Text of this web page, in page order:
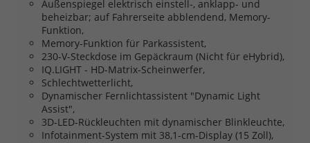
Außenspiegel elektrisch einstell-, anklapp- und
beheizbar; auf Fahrerseite abblendend, Memory-
Funktion,
Memory-Funktion für Parkassistent,
230-V-Steckdose im Gepäckraum (Nicht für eHybrid),
IQ.LIGHT - HD-Matrix-Scheinwerfer,
Schlechtwetterlicht,
Dynamischer Fernlichtassistent "Dynamic Light
Assist",
3D-LED-Rückleuchten mit dynamischer Blinkleuchte,
Infotainment-System mit 38,1-cm-Display (15 Zoll),